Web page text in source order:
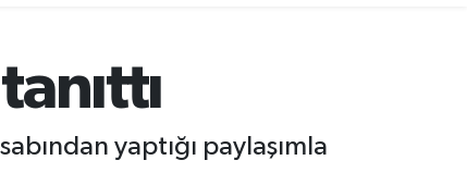
yaptığı paylaşımla